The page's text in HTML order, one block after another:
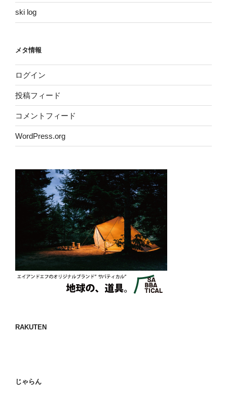
ski log
メタ情報
ログイン
投稿フィード
コメントフィード
WordPress.org
RAKUTEN